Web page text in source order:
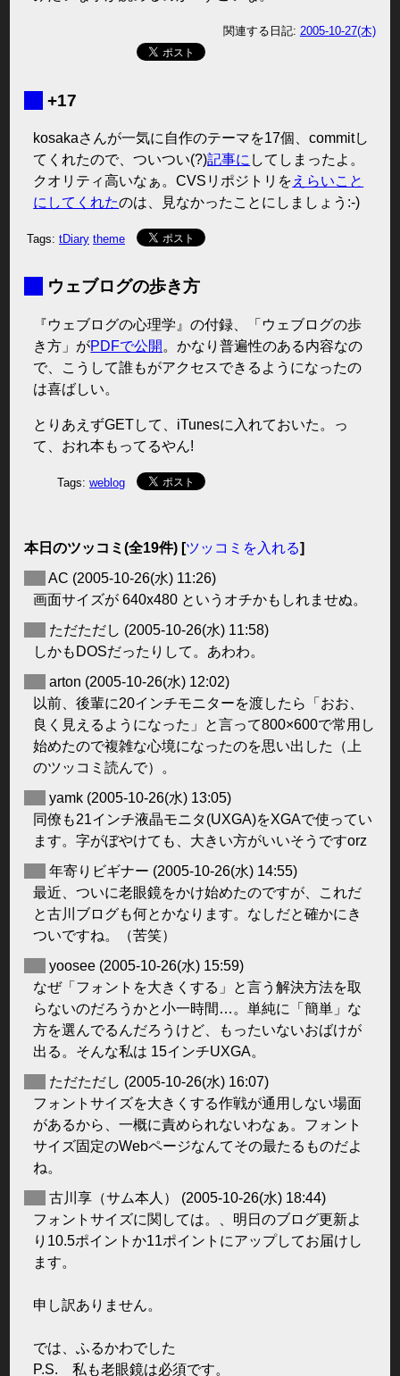
関連する日記: 2005-10-27(木)
+17
kosakaさんが一気に自作のテーマを17個、commitし
てくれたので、ついつい(?)記事に してしまったよ。
クオリティ高いなぁ。CVSリポジトリを えらいこと
にしてくれたのは、見なかったことにしましょう:-)
Tags: tDiary theme
ウェブログの歩き方
『ウェブログの心理学』の付録、「ウェブログの歩
き方」がPDFで公開 。かなり普遍性のある内容なの
で、こうして誰もがアクセスできるようになったの
は喜ばしい。
とりあえずGETして、iTunesに入れておいた。っ
て、おれ本もってるやん!
Tags: weblog
本日のツッコミ(全19件) [ツッコミを入れる]
AC (2005-10-26(水) 11:26)
画面サイズが 640x480 というオチかもしれませぬ。
ただただし (2005-10-26(水) 11:58)
しかもDOSだったりして。あわわ。
arton (2005-10-26(水) 12:02)
以前、後輩に20インチモニターを渡したら「おお、
良く見えるようになった」と言って800×600で常用し
始めたので複雑な心境になったのを思い出した（上
のツッコミ読んで）。
yamk (2005-10-26(水) 13:05)
同僚も21インチ液晶モニタ(UXGA)をXGAで使ってい
ます。字がぼやけても、大きい方がいいそうですorz
年寄りビギナー (2005-10-26(水) 14:55)
最近、ついに老眼鏡をかけ始めたのですが、これだ
と古川ブログも何とかなります。なしだと確かにき
ついですね。（苦笑）
yoosee (2005-10-26(水) 15:59)
なぜ「フォントを大きくする」と言う解決方法を取
らないのだろうかと小一時間…。単純に「簡単」な
方を選んでるんだろうけど、もったいないおばけが
出る。そんな私は 15インチUXGA。
ただただし (2005-10-26(水) 16:07)
フォントサイズを大きくする作戦が通用しない場面
があるから、一概に責められないわなぁ。フォント
サイズ固定のWebページなんてその最たるものだよ
ね。
古川享（サム本人）
(2005-10-26(水) 18:44)
フォントサイズに関しては。、明日のブログ更新よ
り10.5ポイントか11ポイントにアップしてお届けし
ます。
申し訳ありません。
では、ふるかわでした
P.S. 私も老眼鏡は必須です。